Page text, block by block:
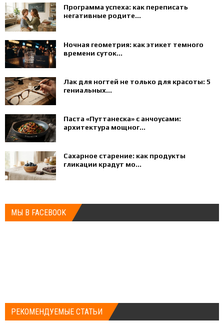
Программа успеха: как переписать
негативные родите...
Ночная геометрия: как этикет темного
времени суток...
Лак для ногтей не только для красоты: 5
гениальных...
Паста «Путтанеска» с анчоусами:
архитектура мощног...
Сахарное старение: как продукты
гликации крадут мо...
МЫ В FACEBOOK
РЕКОМЕНДУЕМЫЕ СТАТЬИ